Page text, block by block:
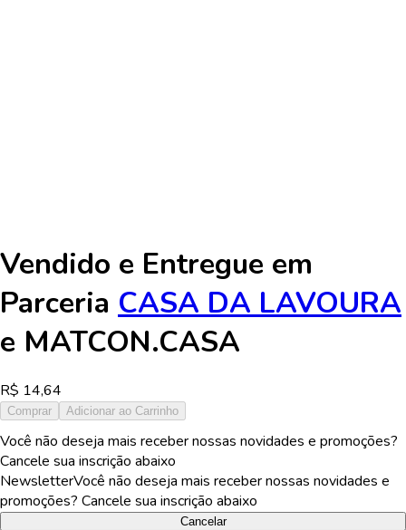
Vendido e Entregue em
Parceria CASA DA LAVOURA
e MATCON.CASA
R$ 14,64
Comprar Adicionar ao Carrinho
Você não deseja mais receber nossas novidades e promoções?
Cancele sua inscrição abaixo
NewsletterVocê não deseja mais receber nossas novidades e
promoções? Cancele sua inscrição abaixo
Cancelar